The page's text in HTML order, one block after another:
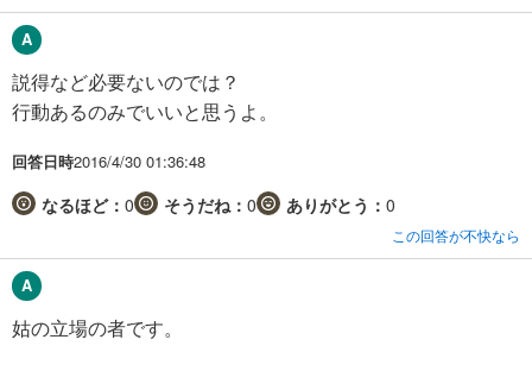
説得など必要ないのでは？
行動あるのみでいいと思うよ。
回答日時2016/4/30 01:36:48
なるほど： 0 そうだね： 0 ありがとう： 0
この回答が不快なら
姑の立場の者です。